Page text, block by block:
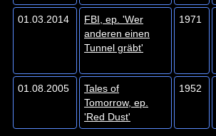
01.03.2014
FBI, ep. 'Wer
anderen einen
Tunnel gräbt'
1971
01.08.2005
Tales of
Tomorrow, ep.
'Red Dust'
1952